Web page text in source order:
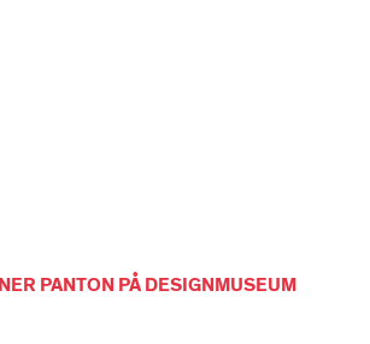
PANTON PÅ DESIGNMUSEUM